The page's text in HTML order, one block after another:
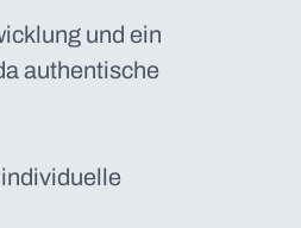
und ein
authentische